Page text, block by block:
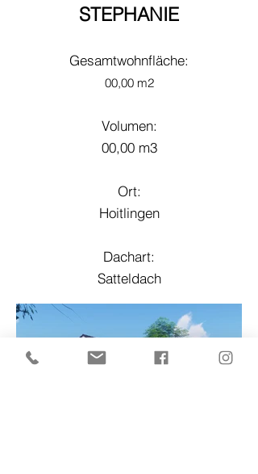
STEPHANIE
Gesamtwohnfläche:
00,00 m2
Volumen:
00,00 m3
Ort:
Hoitlingen
Dachart:
Satteldach